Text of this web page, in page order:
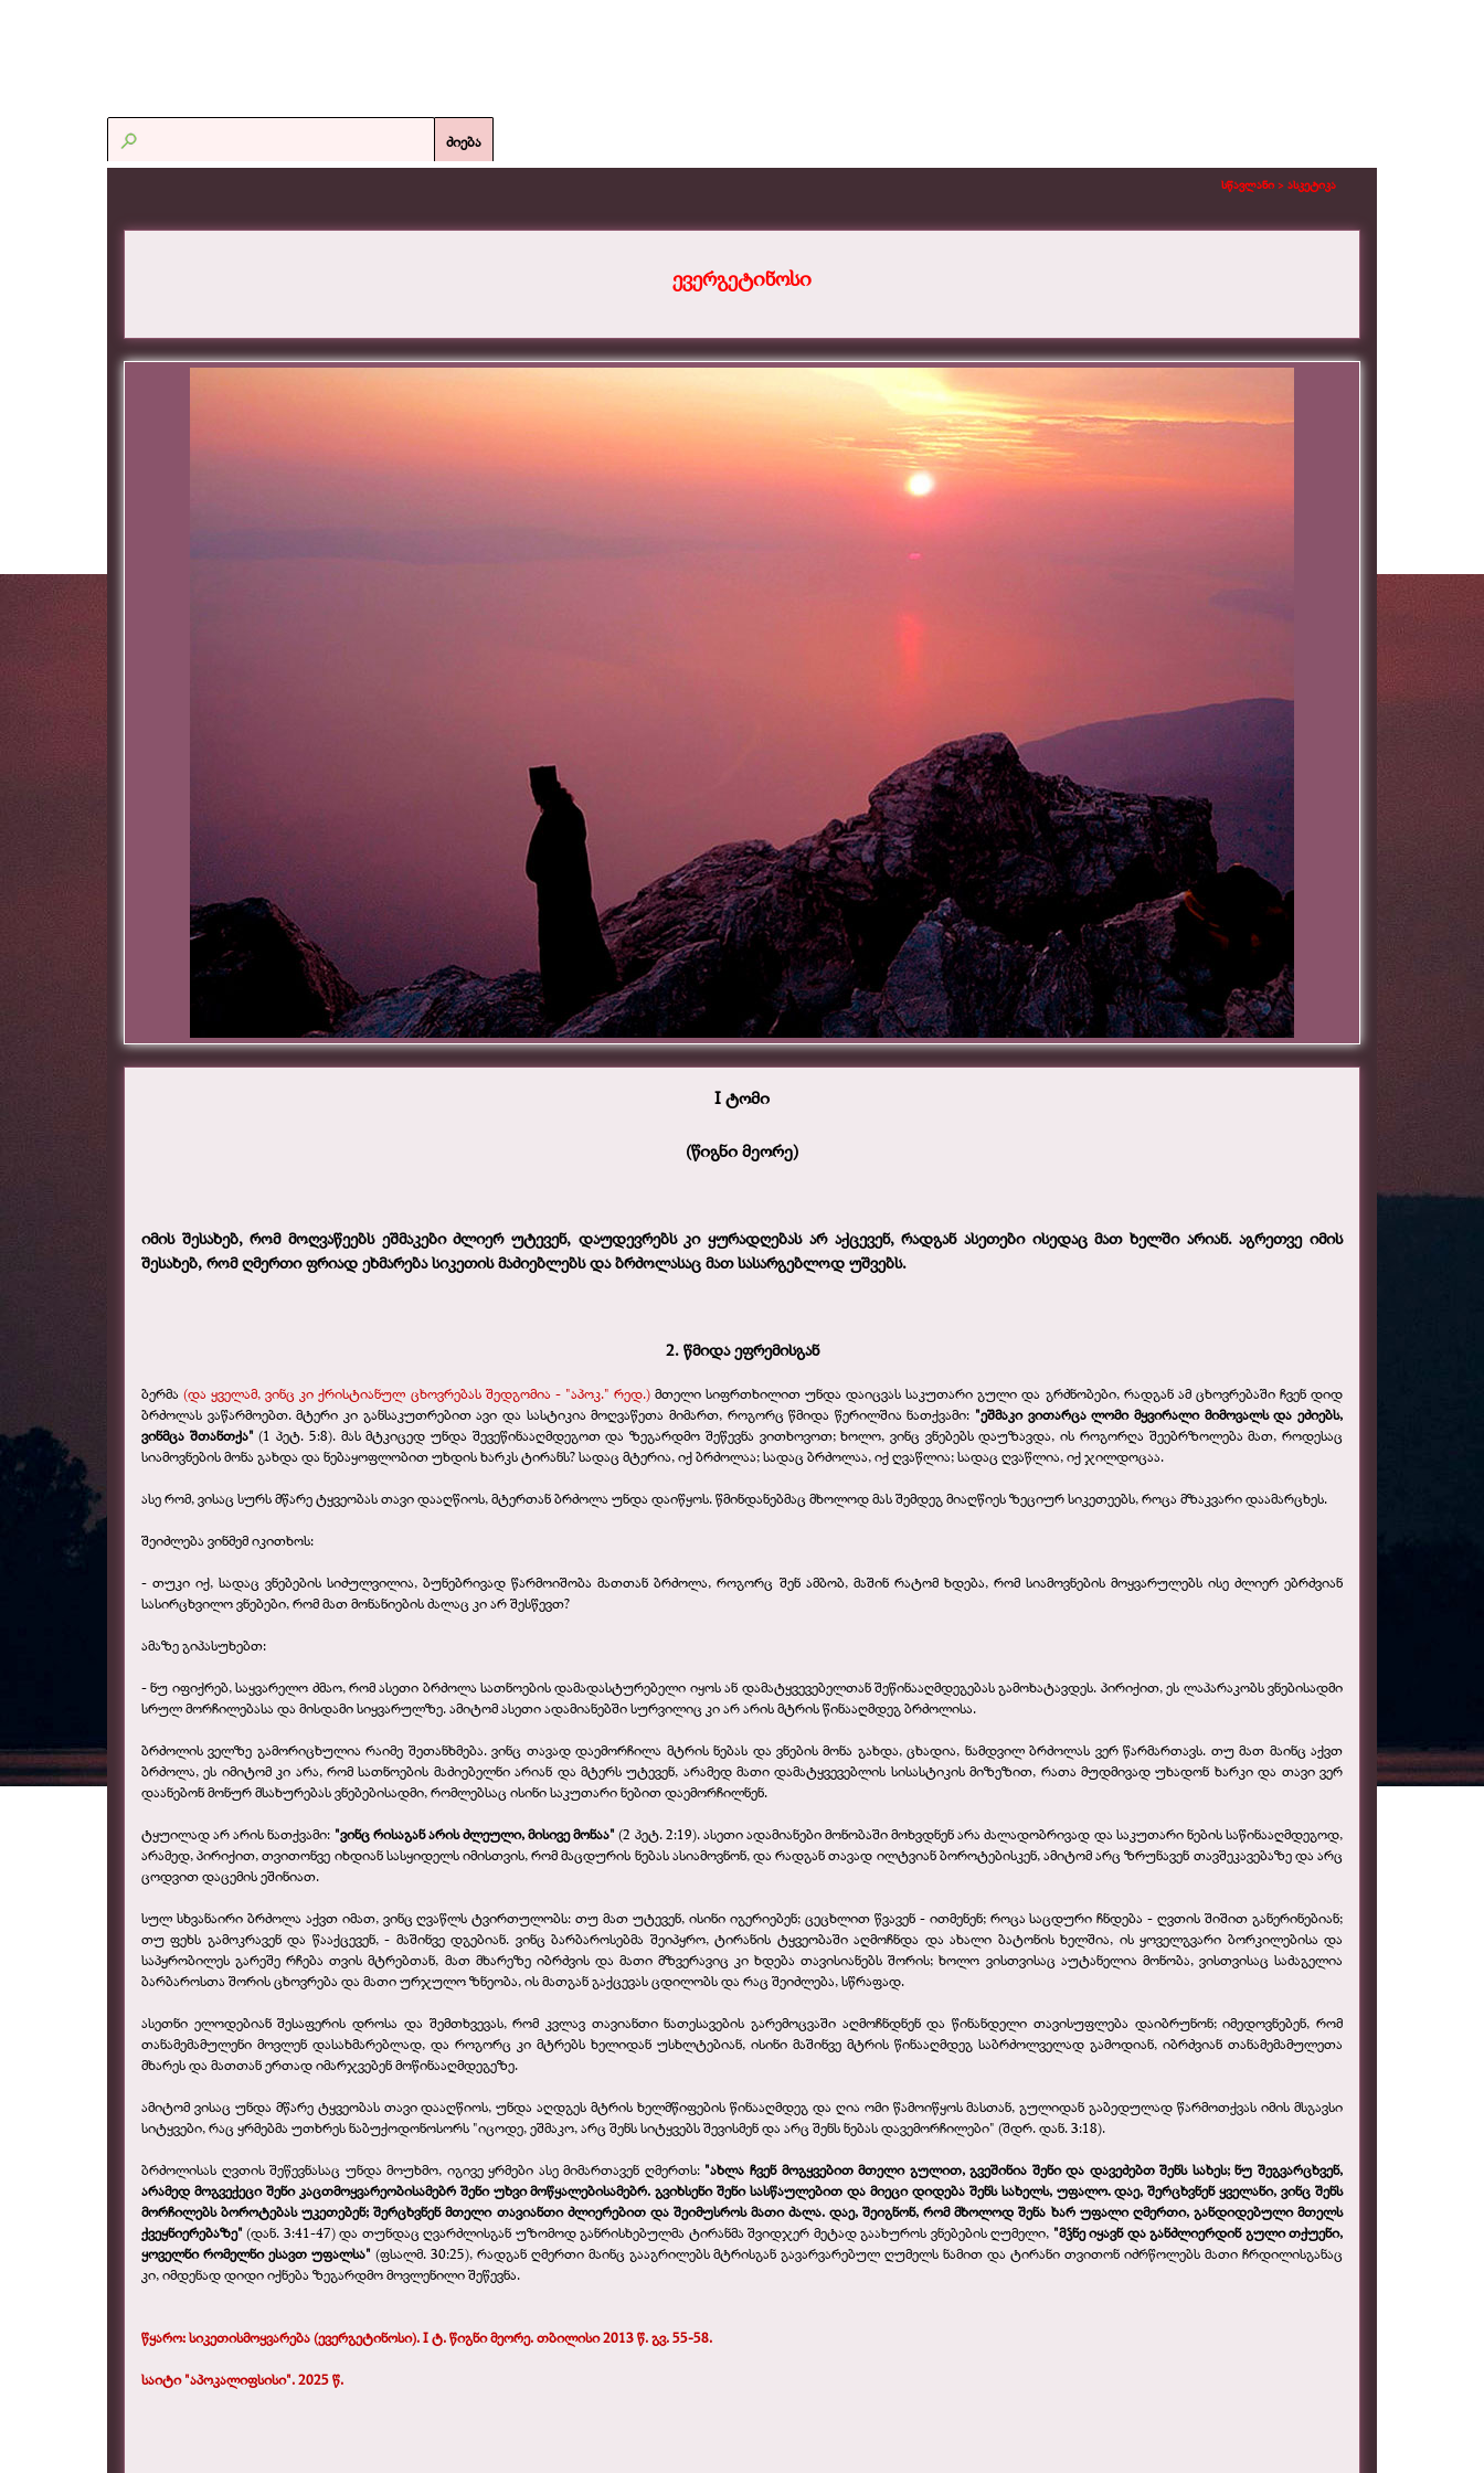
ძიება
სწავლანი > ასკეტიკა
ევერგეტინოსი
I ტომი
(წიგნი მეორე)
იმის შესახებ, რომ მოღვაწეებს ეშმაკები ძლიერ უტევენ, დაუდევრებს კი ყურადღებას არ აქცევენ, რადგან ასეთები ისედაც მათ ხელში არიან. აგრეთვე იმის
შესახებ, რომ ღმერთი ფრიად ეხმარება სიკეთის მაძიებლებს და ბრძოლასაც მათ სასარგებლოდ უშვებს.
2. წმიდა ეფრემისგან
ბერმა(და ყველამ, ვინც კი ქრისტიანულ ცხოვრებას შედგომია - "აპოკ." რედ.)მთელი სიფრთხილით უნდა დაიცვას საკუთარი გული და გრძნობები, რადგან ამ ცხოვრებაში ჩვენ დიდ
ბრძოლას ვაწარმოებთ. მტერი კი განსაკუთრებით ავი და სასტიკია მოღვაწეთა მიმართ, როგორც წმიდა წერილშია ნათქვამი: "ეშმაკი ვითარცა ლომი მყვირალი მიმოვალს და ეძიებს,
ვინმცა შთანთქა" (1 პეტ. 5:8). მას მტკიცედ უნდა შევეწინააღმდეგოთ და ზეგარდმო შეწევნა ვითხოვოთ; ხოლო, ვინც ვნებებს დაუზავდა, ის როგორღა შეებრზოლება მათ, როდესაც
სიამოვნების მონა გახდა და ნებაყოფლობით უხდის ხარკს ტირანს? სადაც მტერია, იქ ბრძოლაა; სადაც ბრძოლაა, იქ ღვაწლია; სადაც ღვაწლია, იქ ჯილდოცაა.
ასე რომ, ვისაც სურს მწარე ტყვეობას თავი დააღწიოს, მტერთან ბრძოლა უნდა დაიწყოს. წმინდანებმაც მხოლოდ მას შემდეგ მიაღწიეს ზეციურ სიკეთეებს, როცა მზაკვარი დაამარცხეს.
შეიძლება ვინმემ იკითხოს:
- თუკი იქ, სადაც ვნებების სიძულვილია, ბუნებრივად წარმოიშობა მათთან ბრძოლა, როგორც შენ ამბობ, მაშინ რატომ ხდება, რომ სიამოვნების მოყვარულებს ისე ძლიერ ებრძვიან
სასირცხვილო ვნებები, რომ მათ მონანიების ძალაც კი არ შესწევთ?
ამაზე გიპასუხებთ:
- ნუ იფიქრებ, საყვარელო ძმაო, რომ ასეთი ბრძოლა სათნოების დამადასტურებელი იყოს ან დამატყვევებელთან შეწინააღმდეგებას გამოხატავდეს. პირიქით, ეს ლაპარაკობს ვნებისადმი
სრულ მორჩილებასა და მისდამი სიყვარულზე. ამიტომ ასეთი ადამიანებში სურვილიც კი არ არის მტრის წინააღმდეგ ბრძოლისა.
ბრძოლის ველზე გამორიცხულია რაიმე შეთანხმება. ვინც თავად დაემორჩილა მტრის ნებას და ვნების მონა გახდა, ცხადია, ნამდვილ ბრძოლას ვერ წარმართავს. თუ მათ მაინც აქვთ
ბრძოლა, ეს იმიტომ კი არა, რომ სათნოების მაძიებელნი არიან და მტერს უტევენ, არამედ მათი დამატყვევებლის სისასტიკის მიზეზით, რათა მუდმივად უხადონ ხარკი და თავი ვერ
დაანებონ მონურ მსახურებას ვნებებისადმი, რომლებსაც ისინი საკუთარი ნებით დაემორჩილნენ.
ტყუილად არ არის ნათქვამი: "ვინც რისაგან არის ძლეული, მისივე მონაა" (2 პეტ. 2:19). ასეთი ადამიანები მონობაში მოხვდნენ არა ძალადობრივად და საკუთარი ნების საწინააღმდეგოდ,
არამედ, პირიქით, თვითონვე იხდიან სასყიდელს იმისთვის, რომ მაცდურის ნებას ასიამოვნონ, და რადგან თავად ილტვიან ბოროტებისკენ, ამიტომ არც ზრუნავენ თავშეკავებაზე და არც
ცოდვით დაცემის ეშინიათ.
სულ სხვანაირი ბრძოლა აქვთ იმათ, ვინც ღვაწლს ტვირთულობს: თუ მათ უტევენ, ისინი იგერიებენ; ცეცხლით წვავენ - ითმენენ; როცა საცდური ჩნდება - ღვთის შიშით განერინებიან;
თუ ფეხს გამოკრავენ და წააქცევენ, - მაშინვე დგებიან. ვინც ბარბაროსებმა შეიპყრო, ტირანის ტყვეობაში აღმოჩნდა და ახალი ბატონის ხელშია, ის ყოველგვარი ბორკილებისა და
საპყრობილეს გარეშე რჩება თვის მტრებთან, მათ მხარეზე იბრძვის და მათი მზვერავიც კი ხდება თავისიანებს შორის; ხოლო ვისთვისაც აუტანელია მონობა, ვისთვისაც საძაგელია
ბარბაროსთა შორის ცხოვრება და მათი ურჯულო ზნეობა, ის მათგან გაქცევას ცდილობს და რაც შეიძლება, სწრაფად.
ასეთნი ელოდებიან შესაფერის დროსა და შემთხვევას, რომ კვლავ თავიანთი ნათესავების გარემოცვაში აღმოჩნდნენ და წინანდელი თავისუფლება დაიბრუნონ; იმედოვნებენ, რომ
თანამემამულენი მოვლენ დასახმარებლად, და როგორც კი მტრებს ხელიდან უსხლტებიან, ისინი მაშინვე მტრის წინააღმდეგ საბრძოლველად გამოდიან, იბრძვიან თანამემამულეთა
მხარეს და მათთან ერთად იმარჯვებენ მოწინააღმდეგეზე.
ამიტომ ვისაც უნდა მწარე ტყვეობას თავი დააღწიოს, უნდა აღდგეს მტრის ხელმწიფების წინააღმდეგ და ღია ომი წამოიწყოს მასთან, გულიდან გაბედულად წარმოთქვას იმის მსგავსი
სიტყვები, რაც ყრმებმა უთხრეს ნაბუქოდონოსორს "იცოდე, ეშმაკო, არც შენს სიტყვებს შევისმენ და არც შენს ნებას დავემორჩილები" (შდრ. დან. 3:18).
ბრძოლისას ღვთის შეწევნასაც უნდა მოუხმო, იგივე ყრმები ასე მიმართავენ ღმერთს: "ახლა ჩვენ მოგყვებით მთელი გულით, გვეშინია შენი და დავეძებთ შენს სახეს; ნუ შეგვარცხვენ,
არამედ მოგვექეცი შენი კაცთმოყვარეობისამებრ შენი უხვი მოწყალებისამებრ. გვიხსენი შენი სასწაულებით და მიეცი დიდება შენს სახელს, უფალო. დაე, შერცხვნენ ყველანი, ვინც შენს
მორჩილებს ბოროტებას უკეთებენ; შერცხვნენ მთელი თავიანთი ძლიერებით და შეიმუსროს მათი ძალა. დაე, შეიგნონ, რომ მხოლოდ შენა ხარ უფალი ღმერთი, განდიდებული მთელს
ქვეყნიერებაზე" (დან. 3:41-47) და თუნდაც ღვარძლისგან უზომოდ განრისხებულმა ტირანმა შვიდჯერ მეტად გაახუროს ვნებების ღუმელი, "მჴნე იყავნ და განძლიერდინ გული თქუენი,
ყოველნი რომელნი ესავთ უფალსა" (ფსალმ. 30:25), რადგან ღმერთი მაინც გააგრილებს მტრისგან გავარვარებულ ღუმელს ნამით და ტირანი თვითონ იძრწოლებს მათი ჩრდილისგანაც
კი, იმდენად დიდი იქნება ზეგარდმო მოვლენილი შეწევნა.
წყარო: სიკეთისმოყვარება (ევერგეტინოსი).Iტ. წიგნი მეორე. თბილისი 2013 წ. გვ. 55-58.
საიტი "აპოკალიფსისი". 2025 წ.